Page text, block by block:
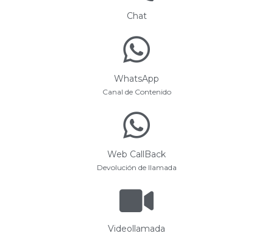
Chat
WhatsApp
Canal de Contenido
Web CallBack
Devolución de llamada
Videollamada